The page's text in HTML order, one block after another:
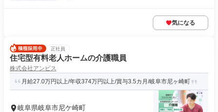
気になる
正社員
住宅型有料老人ホームの介護職員
株式会社アンビス
月給27.0万円以上/年収374万円以上/賞与3.5カ月/岐阜市尼ヶ崎町
岐阜県岐阜市尼ケ崎町